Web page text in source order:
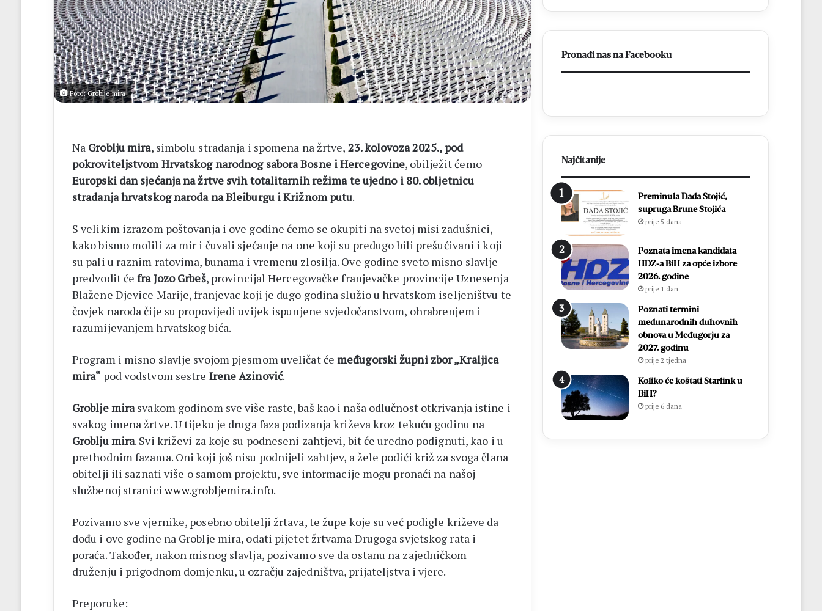
Foto: Groblje mira
Na Groblju mira, simbolu stradanja i spomena na žrtve, 23. kolovoza 2025., pod
pokroviteljstvom Hrvatskog narodnog sabora Bosne i Hercegovine, obilježit ćemo
Europski dan sjećanja na žrtve svih totalitarnih režima te ujedno i 80. obljetnicu
stradanja hrvatskog naroda na Bleiburgu i Križnom putu.
S velikim izrazom poštovanja i ove godine ćemo se okupiti na svetoj misi zadušnici,
kako bismo molili za mir i čuvali sjećanje na one koji su predugo bili prešućivani i koji
su pali u raznim ratovima, bunama i vremenu zlosilja. Ove godine sveto misno slavlje
predvodit ćefra Jozo Grbeš, provincijal Hercegovačke franjevačke provincije Uznesenja
Blažene Djevice Marije, franjevac koji je dugo godina služio u hrvatskom iseljeništvu te
čovjek naroda čije su propovijedi uvijek ispunjene svjedočanstvom, ohrabrenjem i
razumijevanjem hrvatskog bića.
Program i misno slavlje svojom pjesmom uveličat ćemeđugorski župni zbor „Kraljica
mira“ pod vodstvom sestre Irene Azinović.
Groblje mirasvakom godinom sve više raste, baš kao i naša odlučnost otkrivanja istine i
svakog imena žrtve. U tijeku je druga faza podizanja križeva kroz tekuću godinu na
Groblju mira. Svi križevi za koje su podneseni zahtjevi, bit će uredno podignuti, kao i u
prethodnim fazama. Oni koji još nisu podnijeli zahtjev, a žele podići križ za svoga člana
obitelji ili saznati više o samom projektu, sve informacije mogu pronaći na našoj
službenoj stranici www.grobljemira.info.
Pozivamo sve vjernike, posebno obitelji žrtava, te župe koje su već podigle križeve da
dođu i ove godine na Groblje mira, odati pijetet žrtvama Drugoga svjetskog rata i
poraća. Također, nakon misnog slavlja, pozivamo sve da ostanu na zajedničkom
druženju i prigodnom domjenku, u ozračju zajedništva, prijateljstva i vjere.
Preporuke:
–
Brotnjo
2026.
Pronađi nas na Facebooku
Najčitanije
Preminula Dada Stojić,
supruga Brune Stojića
prije 5 dana
Poznata imena kandidata
HDZ-a BiH za opće izbore
2026. godine
prije 1 dan
Poznati termini
međunarodnih duhovnih
obnova u Međugorju za
2027. godinu
prije 2 tjedna
Koliko će koštati Starlink u
BiH?
prije 6 dana